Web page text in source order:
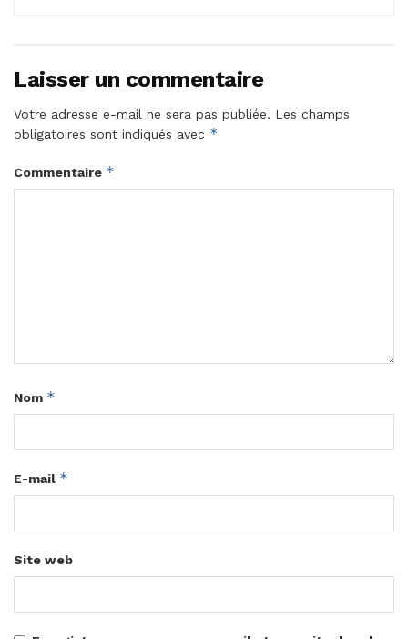
Laisser un commentaire
Votre adresse e-mail ne sera pas publiée. Les champs
obligatoires sont indiqués avec *
Commentaire *
Nom *
E-mail *
Site web